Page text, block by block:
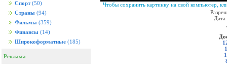
Спорт (50)
Страны (94)
Фильмы (359)
Финансы (14)
Широкоформатные (185)
Реклама
Чтобы сохранить картинку на свой компьютер,
Дата